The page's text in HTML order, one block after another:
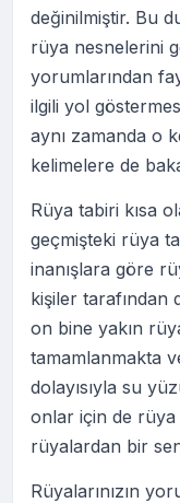
değinilmiştir. Bu
rüya nesnelerini
yorumlarından
ilgili yol
aynı zamanda o
kelimelere de
Rüya tabiri kısa
geçmişteki rüya
inanışlara göre
kişiler tarafından
on bine yakın
tamamlanmakta
dolayısıyla su
onlar için de rüya
rüyalardan bir
Rüyalarınızın